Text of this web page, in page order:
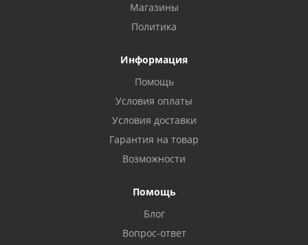
Магазины
Политика
Информация
Помощь
Условия оплаты
Условия доставки
Гарантия на товар
Возможности
Помощь
Блог
Вопрос-ответ